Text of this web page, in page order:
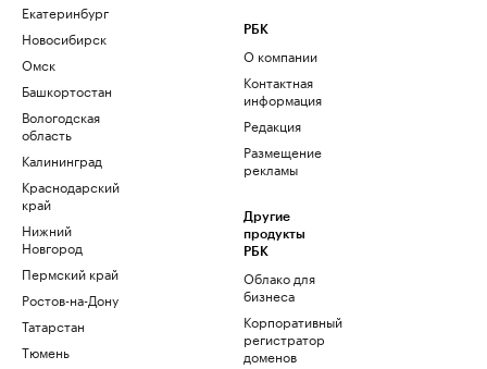
Екатеринбург
Новосибирск
Омск
Башкортостан
Вологодская
область
Калининград
Краснодарский
край
Нижний
Новгород
Пермский край
Ростов-на-Дону
Татарстан
Тюмень
РБК
О компании
Контактная
информация
Редакция
Размещение
рекламы
Другие
продукты
РБК
Облако для
бизнеса
Корпоративный
регистратор
доменов